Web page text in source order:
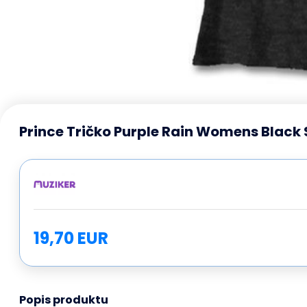
Prince Tričko Purple Rain Womens Black
19,70 EUR
Popis produktu